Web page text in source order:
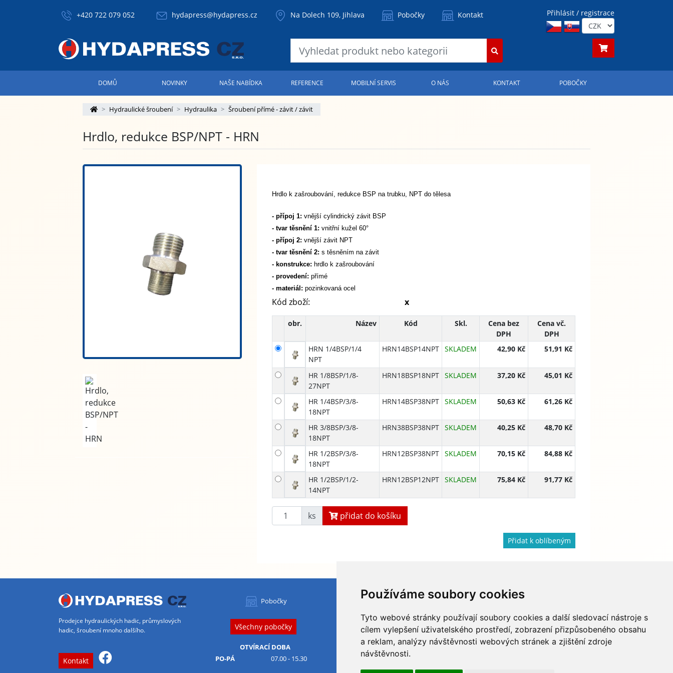
Používáme soubory cookies
Tyto webové stránky používají soubory cookies a další sledovací nástroje s
cílem vylepšení uživatelského prostředí, zobrazení přizpůsobeného obsahu
a reklam, analýzy návštěvnosti webových stránek a zjištění zdroje
návštěvnosti.
+420 722 079 052 hydapress@hydapress.cz Na Dolech 109, Jihlava Pobočky Kontakt Přihlásit / registrace
DOMŮ NOVINKY NAŠE NABÍDKA REFERENCE MOBILNÍ SERVIS O NÁS KONTAKT POBOČKY
Hydraulické šroubení Hydraulika Šroubení přímé - závit / závit
Hrdlo, redukce BSP/NPT - HRN
Hrdlo k zašroubování, redukce BSP na trubku, NPT do tělesa
- přípoj 1: vnější cylindrický závit BSP
- tvar těsnění 1: vnitřní kužel 60°
- přípoj 2: vnější závit NPT
- tvar těsnění 2: s těsněním na závit
- konstrukce: hrdlo k zašroubování
- provedení: přímé
- materiál: pozinkovaná ocel
Kód zboží: x
obr. Název Kód Skl.
Cena bez
DPH
Cena vč.
DPH
HRN 1/4BSP/1/4
NPT
HRN14BSP14NPT SKLADEM 42,90 Kč 51,91 Kč
HR 1/8BSP/1/8-
27NPT
HRN18BSP18NPT SKLADEM 37,20 Kč 45,01 Kč
HR 1/4BSP/3/8-
18NPT
HRN14BSP38NPT SKLADEM 50,63 Kč 61,26 Kč
HR 3/8BSP/3/8-
18NPT
HRN38BSP38NPT SKLADEM 40,25 Kč 48,70 Kč
HR 1/2BSP/3/8-
18NPT
HRN12BSP38NPT SKLADEM 70,15 Kč 84,88 Kč
HR 1/2BSP/1/2-
14NPT
HRN12BSP12NPT SKLADEM 75,84 Kč 91,77 Kč
ks přidat do košíku
Přidat k oblíbeným
Prodejce hydraulických hadic, průmyslových
hadic, šroubení mnoho dalšího.
Kontakt
Pobočky
Všechny pobočky
OTVÍRACÍ DOBA
PO-PÁ
07.00 - 15.30
HYDAPRESS CZ s.r.o.
Na Dolech 109 586 01 Jihlava
: 29184134 DIČ: CZ29184134
Obchodní podmínky
Ochrana osobních údajů
733 674 293
info@hydapress.cz
Na Dolech 109, Jihlava